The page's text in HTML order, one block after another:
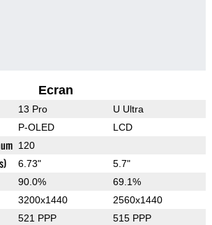
Ecran
13 Pro U Ultra
P-OLED LCD
120
6.73" 5.7"
90.0% 69.1%
3200x1440 2560x1440
521 PPP 515 PPP